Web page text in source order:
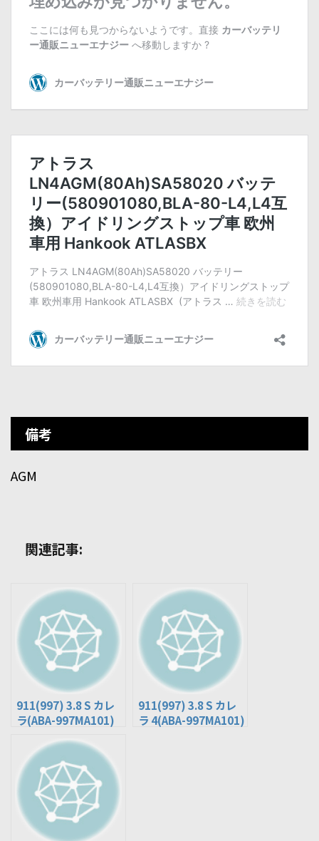
備考
AGM
関連記事:
911(997) 3.8 S カレ
ラ(ABA-997MA101)
911(997) 3.8 S カレ
ラ 4(ABA-997MA101)